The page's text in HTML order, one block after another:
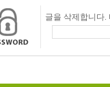
글을 삭제합니다.